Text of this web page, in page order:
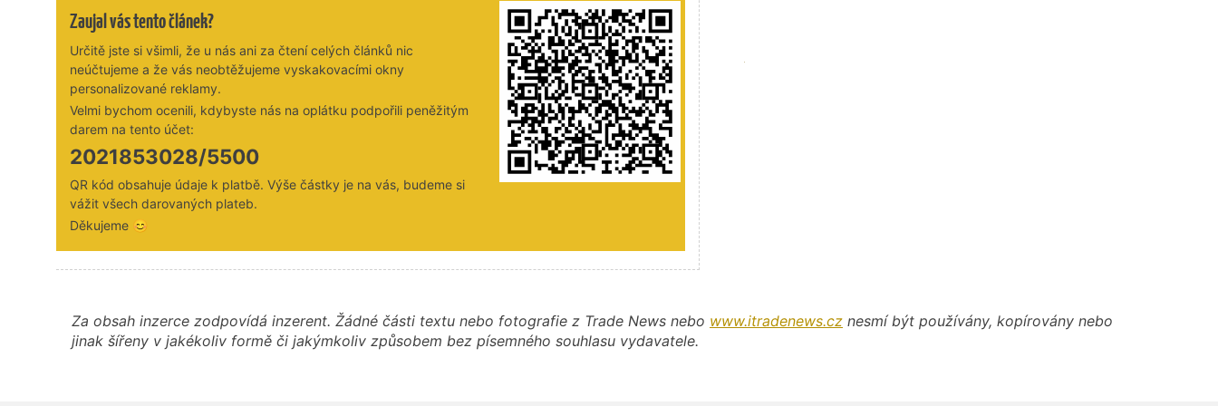
Zaujal vás tento článek?
Určitě jste si všimli, že u nás ani za čtení celých článků nic
neúčtujeme a že vás neobtěžujeme vyskakovacími okny
personalizované reklamy.
Velmi bychom ocenili, kdybyste nás na oplátku podpořili peněžitým
darem na tento účet:
2021853028/5500
QR kód obsahuje údaje k platbě. Výše částky je na vás, budeme si
vážit všech darovaných plateb.
Děkujeme 😊
Za obsah inzerce zodpovídá inzerent. Žádné části textu nebo fotografie z Trade News nebo www.itradenews.cz nesmí být používány, kopírovány nebo
jinak šířeny v jakékoliv formě či jakýmkoliv způsobem bez písemného souhlasu vydavatele.